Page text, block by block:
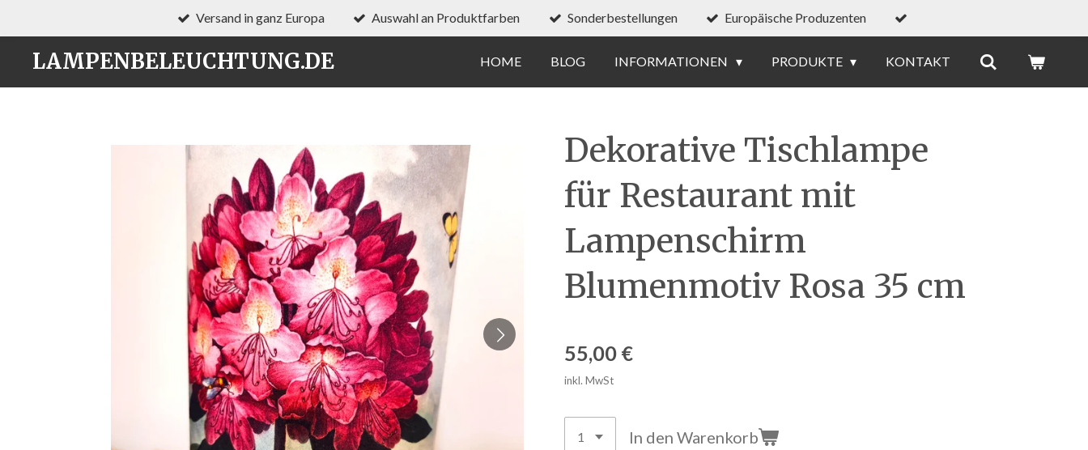
Hauptinhalt
springen
Versand in ganz Europa Auswahl an Produktfarben Sonderbestellungen Europäische Produzenten
LAMPENBELEUCHTUNG.DE HOME BLOG INFORMATIONEN PRODUKTE KONTAKT
Dekorative Tischlampe
für Restaurant mit
Lampenschirm
Blumenmotiv Rosa 35 cm
55,00 €
inkl. MwSt
In den Warenkorb